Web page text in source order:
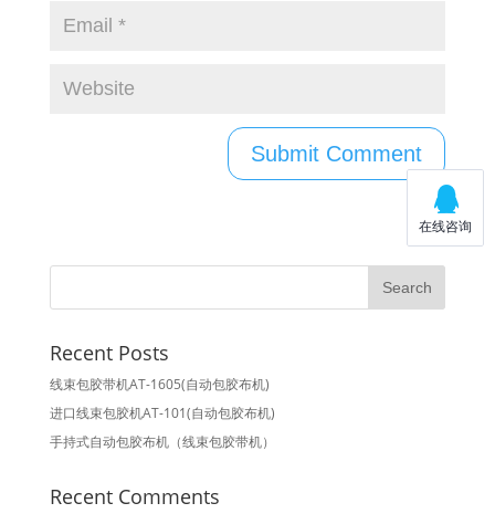
Recent Posts
线束包胶带机AT-1605(自动包胶布机)
进口线束包胶机AT-101(自动包胶布机)
手持式自动包胶布机（线束包胶带机）
Recent Comments